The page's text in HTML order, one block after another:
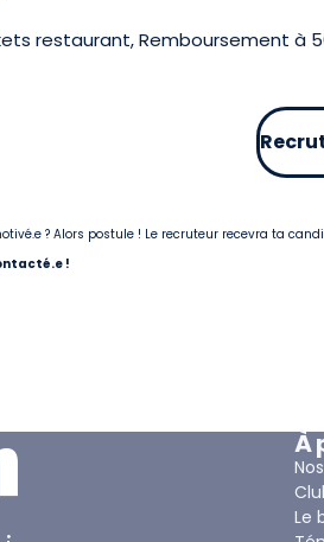
restaurant, Remboursement à
? Alors postule ! Le recruteur recevra ta
!
À
Le